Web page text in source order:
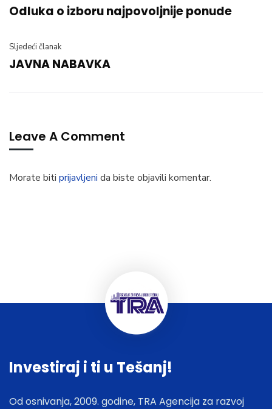
Odluka o izboru najpovoljnije ponude
Sljedeći članak
JAVNA NABAVKA
Leave A Comment
Morate biti prijavljeni da biste objavili komentar.
Investiraj i ti u Tešanj!
Od osnivanja, 2009. godine, TRA Agencija za razvoj